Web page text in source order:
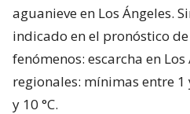
aguanieve en Los Ángeles.
indicado en el pronóstico
fenómenos: escarcha en
regionales: mínimas entre 1
y 10 °C.